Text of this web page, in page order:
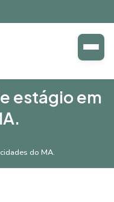
estágio em
do MA.